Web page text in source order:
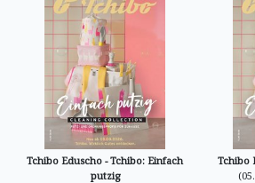
Tchibo Eduscho - Tchibo: Einfach
putzig
Tchibo